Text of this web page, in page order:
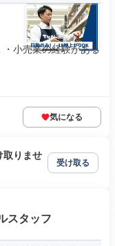
小売業の経験がある
気になる
取りませ
受け取る
スタッフ